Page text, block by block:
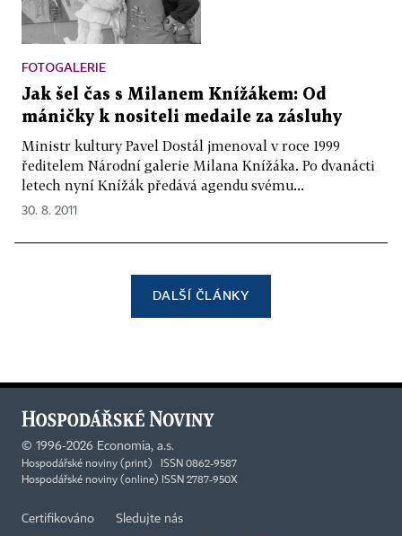
FOTOGALERIE
Jak šel čas s Milanem Knížákem: Od
máničky k nositeli medaile za zásluhy
Ministr kultury Pavel Dostál jmenoval v roce 1999
ředitelem Národní galerie Milana Knížáka. Po dvanácti
letech nyní Knížák předává agendu svému...
30. 8. 2011
DALŠÍ ČLÁNKY
© 1996-2026 Economia, a.s.
Hospodářské noviny (print) ISSN 0862-9587
Hospodářské noviny (online) ISSN 2787-950X
Certifikováno Sledujte nás